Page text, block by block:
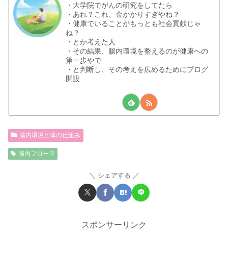
・大学院でがんの研究をしてたら
・あれ？これ、金かかりすぎやね？
・健康でいることがもっとも社会貢献じゃ
ね？
・とか考えた人
・その結果、腸内環境を整えるのが健康への
第一歩やで
・と判断し、その考えを広めるためにブログ
開設
腸内環境と体の仕組み
腸内フローラ
シェアする
スポンサーリンク